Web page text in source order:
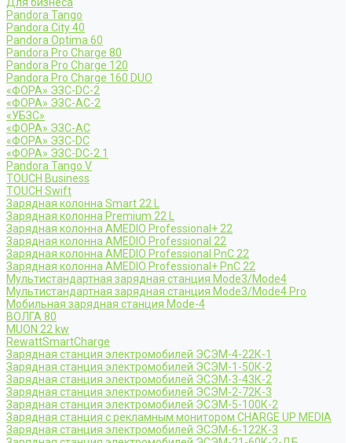
Pandora Tango
Pandora City 40
Pandora Optima 60
Pandora Pro Charge 80
Pandora Pro Charge 120
Pandora Pro Charge 160 DUO
«ФОРА» ЭЗС-DC-2
«ФОРА» ЭЗС-AC-2
«УБЗС»
«ФОРА» ЭЗС-AC
«ФОРА» ЭЗС-DC
«ФОРА» ЭЗС-DC-2.1
Pandora Tango V
TOUCH Business
TOUCH Swift
Зарядная колонна Smart 22 L
Зарядная колонна Premium 22 L
Зарядная колонна AMEDIO Professional+ 22
Зарядная колонна AMEDIO Professional 22
Зарядная колонна AMEDIO Professional PnC 22
Зарядная колонна AMEDIO Professional+ PnC 22
Мультистандартная зарядная станция Mode3/Mode4
Мультистандартная зарядная станция Mode3/Mode4 Pro
Мобильная зарядная станция Mode-4
ВОЛГА 80
MUON 22 kw
RewattSmartCharge
Зарядная станция электромобилей ЭСЭМ-4-22К-1
Зарядная станция электромобилей ЭСЭМ-1-50К-2
Зарядная станция электромобилей ЭСЭМ-3-43К-2
Зарядная станция электромобилей ЭСЭМ-2-72К-3
Зарядная станция электромобилей ЭСЭМ-5-100К-2
Зарядная станция с рекламным монитором CHARGE UP MEDIA
Зарядная станция электромобилей ЭСЭМ-6-122К-3